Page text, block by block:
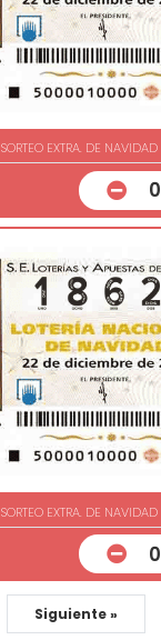
SORTEO EXTRA. DE NAVIDAD
0
SORTEO EXTRA. DE NAVIDAD
0
Siguiente »